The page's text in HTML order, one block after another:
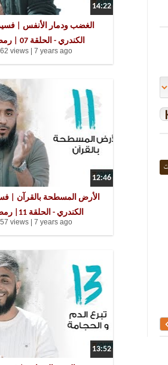
14:22
الكندري - الحلقة 07 | رمضان 2019
views | 7 years ago
12:46
الكندري - الحلقة 11| رمضان 2019
views | 7 years ago
13:52
المجمع المؤسس للمعجم المفهرس